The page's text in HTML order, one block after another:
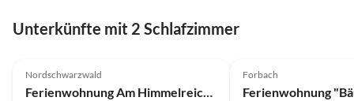
Unterkünfte mit 2 Schlafzimmer
Nordschwarzwald
Ferienwohnung Am Himmelreich im Haus Waldachblick
Auszeichnung 2025
Forbach
Ferienwohnung